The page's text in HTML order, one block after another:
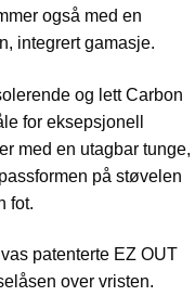
også med en
integrert gamasje.
og lett Carbon
for eksepsjonell
med en utagbar tunge,
på støvelen
fot.
patenterte EZ OUT
over vristen.